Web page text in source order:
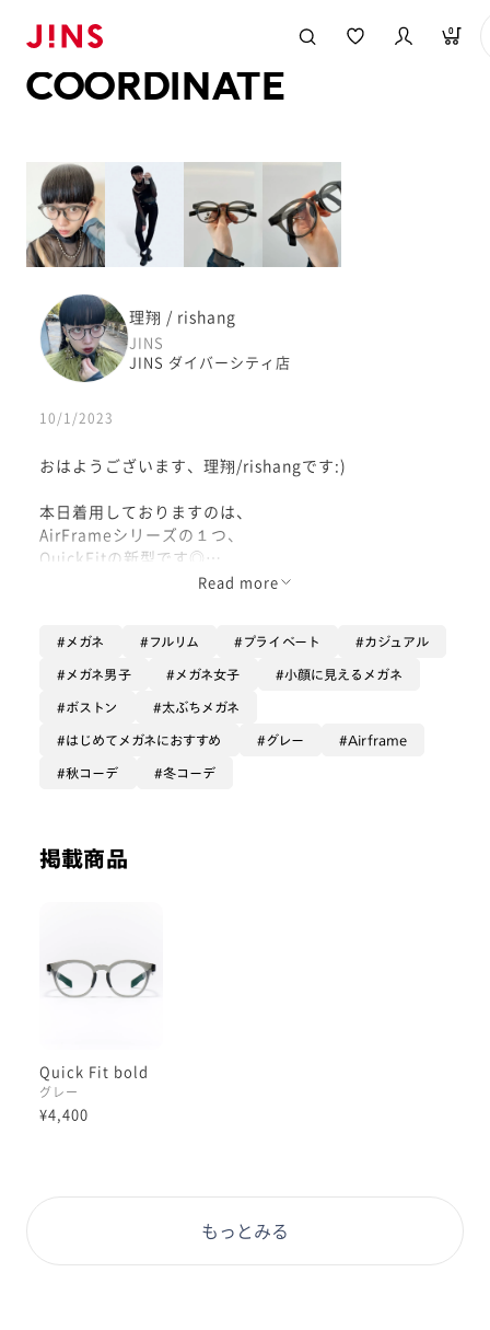
0
COORDINATE
理翔 / rishang
JINS
JINS ダイバーシティ店
10/1/2023
おはようございます、理翔/rishangです:)
本日着用しておりますのは、
AirFrameシリーズの１つ、
QuickFitの新型です◎
『耳後ろはご自身でパキパキっと
曲げられる調整の手軽さ』が
最大の特徴のQuickFit。
これまでは、横幅を持たせ、
少しシャープな印象になるスクエア型を
お客さまのお顔型に合うもの、
縦幅を持たせた型が新登場しています☺︎
こちらのグレーカラーは絶妙なトーンで
ブラックほどの主張がないゆえの
肌馴染みの良さが嬉しいですね:)
店頭で実際にかけてみていただくと、
軽いかけ心地や、耳後ろをご自身で曲げられる
便利さを体感していただけますよ。
Read more
メガネ フルリム プライベート カジュアル
メガネ男子 メガネ女子 小顔に見えるメガネ
ボストン 太ぶちメガネ
はじめてメガネにおすすめ グレー Airframe
秋コーデ 冬コーデ
掲載商品
Quick Fit bold
グレー
¥4,400
もっとみる